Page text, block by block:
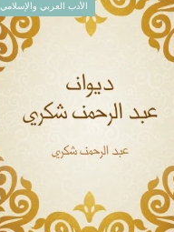
الأدب العربي والإسلامي